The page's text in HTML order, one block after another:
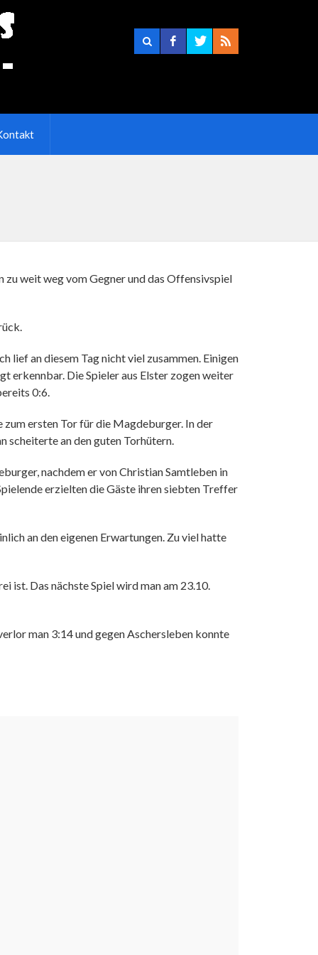
weit weg vom Gegner und das Offensivspiel
lief an diesem Tag nicht viel zusammen. Einigen
erkennbar. Die Spieler aus Elster zogen weiter
0:6.
zum ersten Tor für die Magdeburger. In der
scheiterte an den guten Torhütern.
nachdem er von Christian Samtleben in
erzielten die Gäste ihren siebten Treffer
an den eigenen Erwartungen. Zu viel hatte
ist. Das nächste Spiel wird man am 23.10.
man 3:14 und gegen Aschersleben konnte